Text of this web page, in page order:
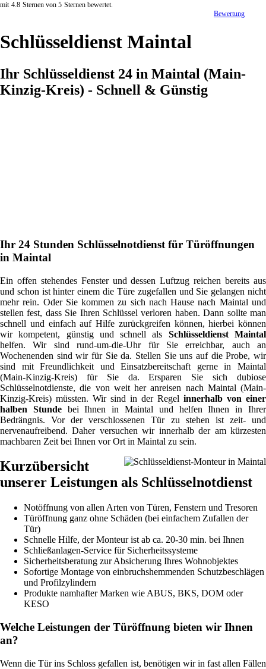
mit 4.8 Sternen von 5 Sternen bewertet.
Bewertung
Schlüsseldienst Maintal
Ihr Schlüsseldienst 24 in Maintal (Main-
Kinzig-Kreis) - Schnell & Günstig
Ihr 24 Stunden Schlüsselnotdienst für Türöffnungen
in Maintal
Ein offen stehendes Fenster und dessen Luftzug reichen bereits aus
und schon ist hinter einem die Türe zugefallen und Sie gelangen nicht
mehr rein. Oder Sie kommen zu sich nach Hause nach Maintal und
stellen fest, dass Sie Ihren Schlüssel verloren haben. Dann sollte man
schnell und einfach auf Hilfe zurückgreifen können, hierbei können
wir kompetent, günstig und schnell als Schlüsseldienst Maintal
helfen. Wir sind rund-um-die-Uhr für Sie erreichbar, auch an
Wochenenden sind wir für Sie da. Stellen Sie uns auf die Probe, wir
sind mit Freundlichkeit und Einsatzbereitschaft gerne in Maintal
(Main-Kinzig-Kreis) für Sie da. Ersparen Sie sich dubiose
Schlüsselnotdienste, die von weit her anreisen nach Maintal (Main-
Kinzig-Kreis) müssten. Wir sind in der Regel innerhalb von einer
halben Stundebei Ihnen in Maintal und helfen Ihnen in Ihrer
Bedrängnis. Vor der verschlossenen Tür zu stehen ist zeit- und
nervenaufreibend. Daher versuchen wir innerhalb der am kürzesten
machbaren Zeit bei Ihnen vor Ort in Maintal zu sein.
Kurzübersicht
unserer Leistungen als Schlüsselnotdienst
Notöffnung von allen Arten von Türen, Fenstern und Tresoren
Türöffnung ganz ohne Schäden (bei einfachem Zufallen der
Tür)
Schnelle Hilfe, der Monteur ist ab ca. 20-30 min. bei Ihnen
Schließanlagen-Service für Sicherheitssysteme
Sicherheitsberatung zur Absicherung Ihres Wohnobjektes
Sofortige Montage von einbruchshemmenden Schutzbeschlägen
und Profilzylindern
Produkte namhafter Marken wie ABUS, BKS, DOM oder
KESO
Welche Leistungen der Türöffnung bieten wir Ihnen
an?
Wenn die Tür ins Schloss gefallen ist, benötigen wir in fast allen Fällen